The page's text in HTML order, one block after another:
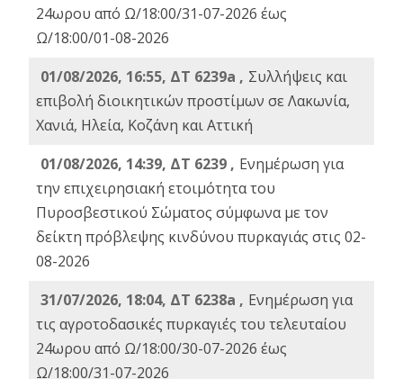
24ωρου από Ω/18:00/31-07-2026 έως
Ω/18:00/01-08-2026
01/08/2026, 16:55, ΔΤ 6239a , Συλλήψεις και
επιβολή διοικητικών προστίμων σε Λακωνία,
Χανιά, Ηλεία, Κοζάνη και Αττική
01/08/2026, 14:39, ΔΤ 6239 , Ενημέρωση για
την επιχειρησιακή ετοιμότητα του
Πυροσβεστικού Σώματος σύμφωνα με τον
δείκτη πρόβλεψης κινδύνου πυρκαγιάς στις 02-
08-2026
31/07/2026, 18:04, ΔΤ 6238a , Ενημέρωση για
τις αγροτοδασικές πυρκαγιές του τελευταίου
24ωρου από Ω/18:00/30-07-2026 έως
Ω/18:00/31-07-2026